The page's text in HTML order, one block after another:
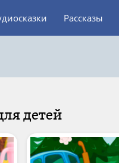
Рассказы
детей